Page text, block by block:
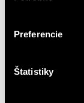
Preferencie
Štatistiky